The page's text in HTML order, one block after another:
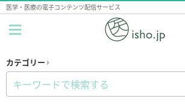
医学・医療の電子コンテンツ配信サービス
カテゴリー